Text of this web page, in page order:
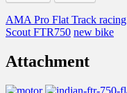
AMA Pro Flat Track racing
Scout FTR750 new bike
Attachment